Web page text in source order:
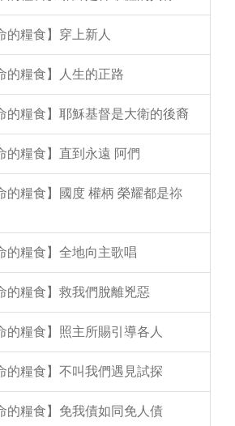
的糧食】穿上新人
的糧食】人生的正路
的糧食】耶穌基督是大衛的後裔
的糧食】直到永遠 阿們
的糧食】國度 權柄 榮耀都是祢
的糧食】全地向主歌唱
的糧食】救我們脫離兇惡
的糧食】照主所賜引導各人
的糧食】不叫我們遇見試探
的糧食】免我債如同免人債